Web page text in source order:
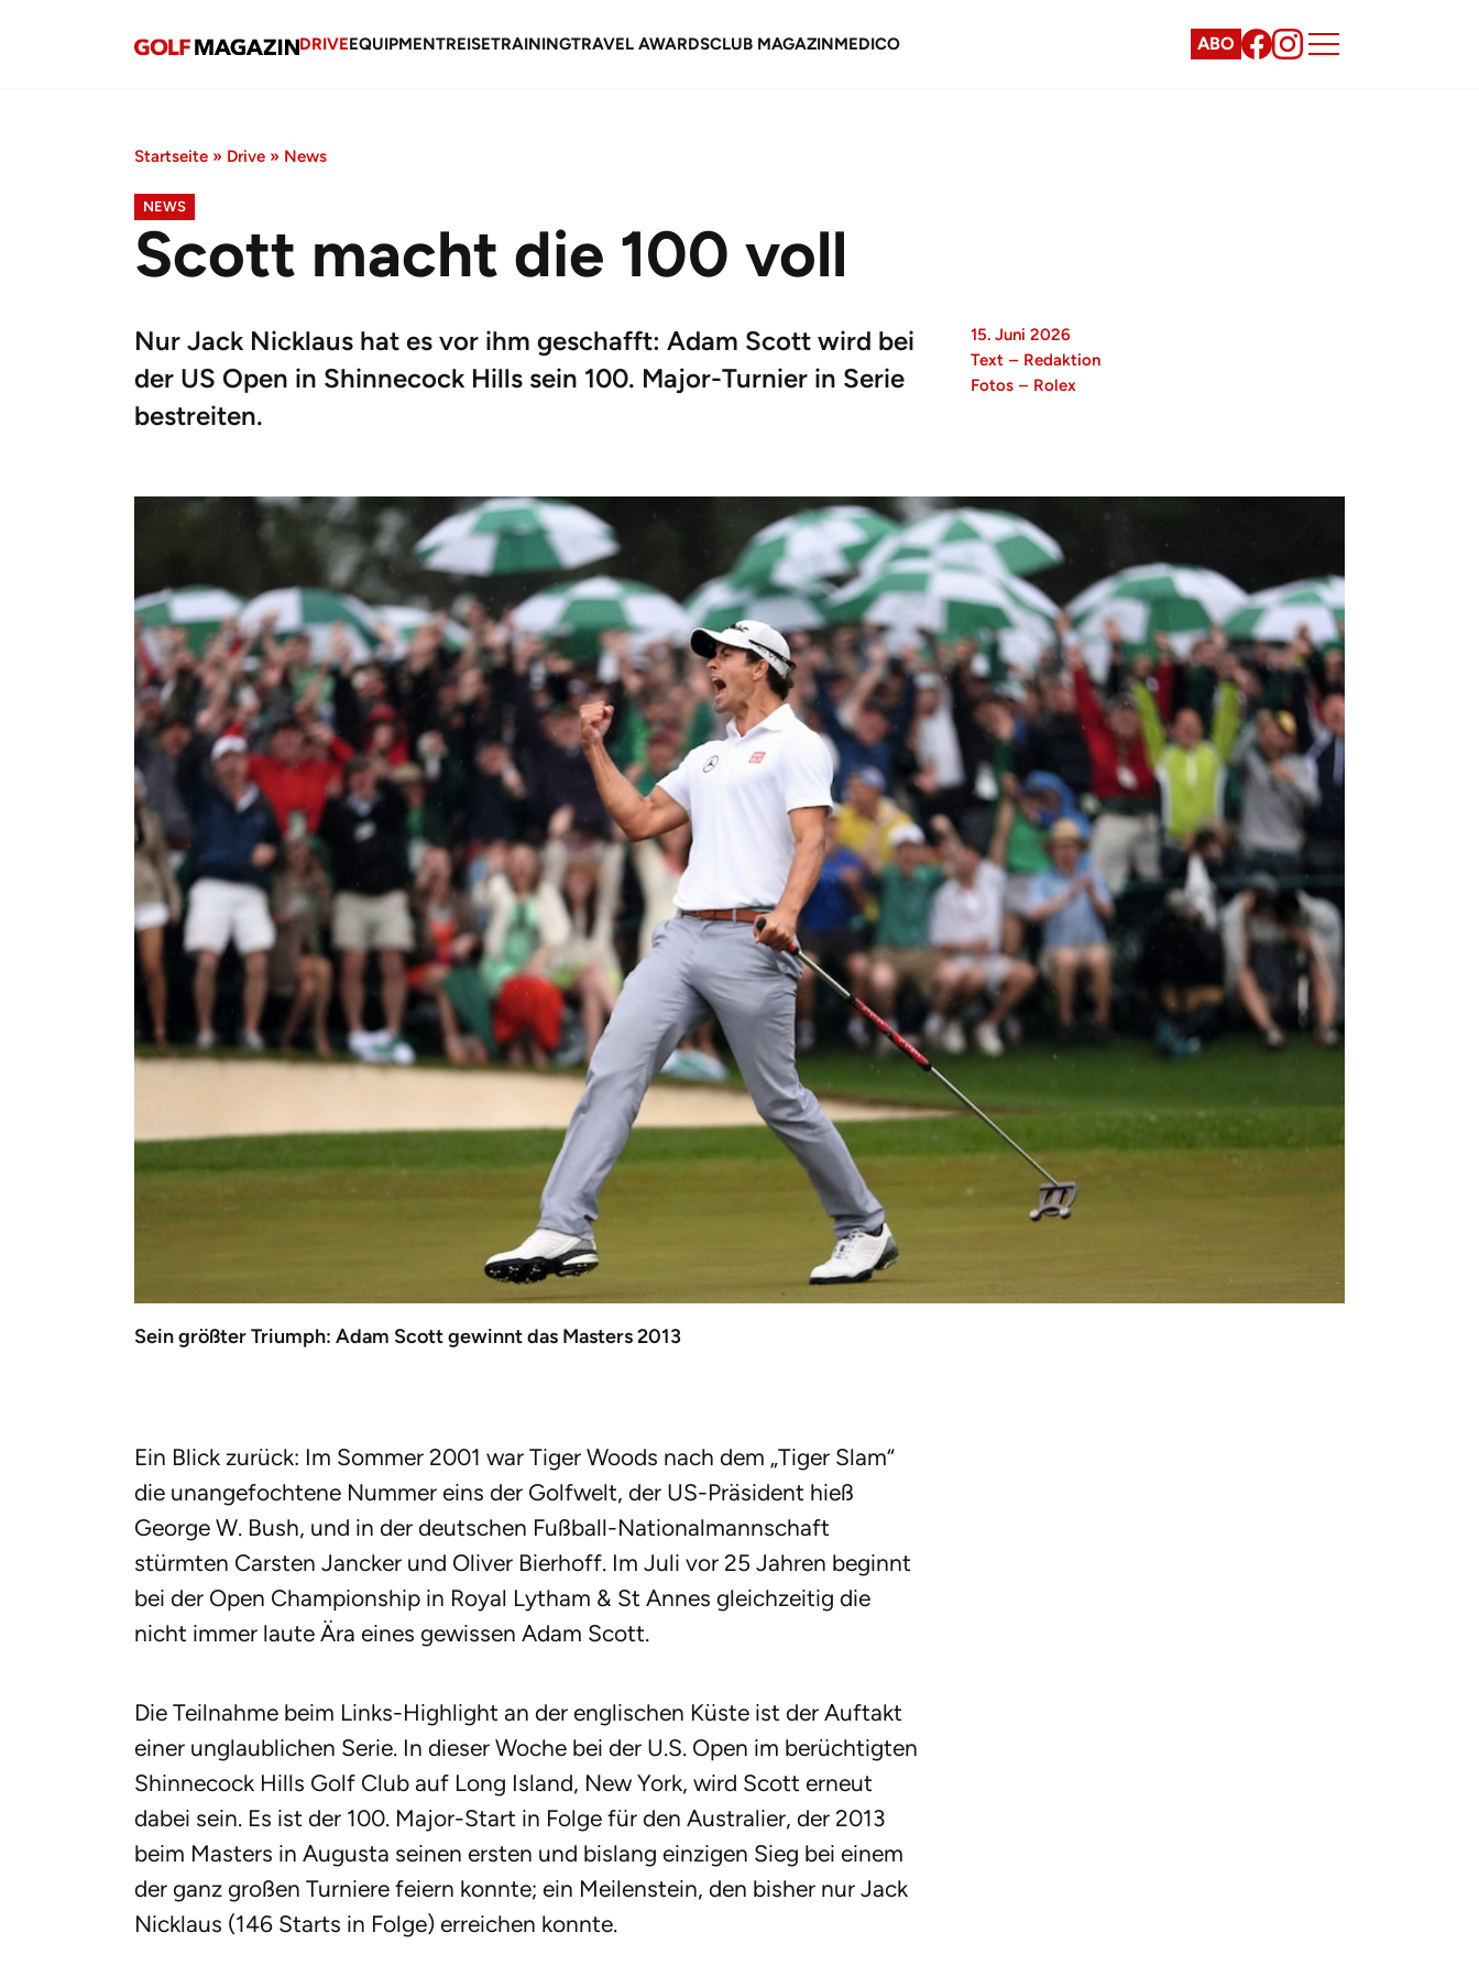
DRIVEEQUIPMENTREISETRAININGTRAVEL AWARDSCLUB MAGAZINMEDICO ABO
Startseite » Drive » News
NEWS
Scott macht die 100 voll
Nur Jack Nicklaus hat es vor ihm geschafft: Adam Scott wird bei
der US Open in Shinnecock Hills sein 100. Major-Turnier in Serie
bestreiten.
15. Juni 2026
Text – Redaktion
Fotos – Rolex
Sein größter Triumph: Adam Scott gewinnt das Masters 2013
Ein Blick zurück: Im Sommer 2001 war Tiger Woods nach dem „Tiger Slam“
die unangefochtene Nummer eins der Golfwelt, der US-Präsident hieß
George W. Bush, und in der deutschen Fußball-Nationalmannschaft
stürmten Carsten Jancker und Oliver Bierhoff. Im Juli vor 25 Jahren beginnt
bei der Open Championship in Royal Lytham & St Annes gleichzeitig die
nicht immer laute Ära eines gewissen Adam Scott.
Die Teilnahme beim Links-Highlight an der englischen Küste ist der Auftakt
einer unglaublichen Serie. In dieser Woche bei der U.S. Open im berüchtigten
Shinnecock Hills Golf Club auf Long Island, New York, wird Scott erneut
dabei sein. Es ist der 100. Major-Start in Folge für den Australier, der 2013
beim Masters in Augusta seinen ersten und bislang einzigen Sieg bei einem
der ganz großen Turniere feiern konnte; ein Meilenstein, den bisher nur Jack
Nicklaus (146 Starts in Folge) erreichen konnte.